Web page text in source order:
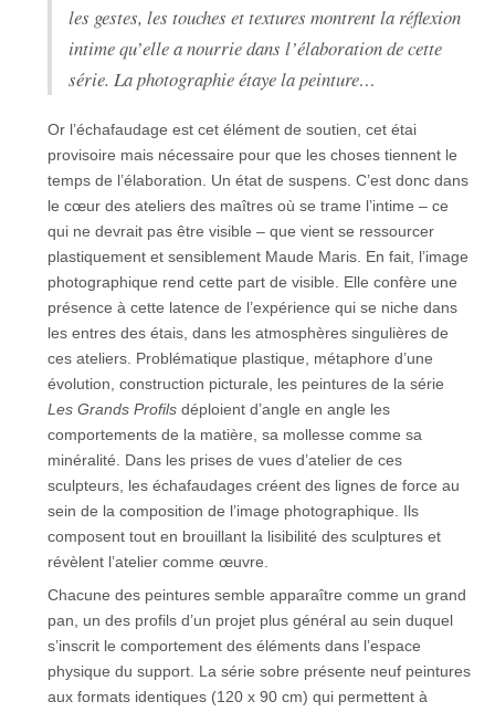
les gestes, les touches et textures montrent la réflexion
intime qu’elle a nourrie dans l’élaboration de cette
série. La photographie étaye la peinture…
Or l’échafaudage est cet élément de soutien, cet étai
provisoire mais nécessaire pour que les choses tiennent le
temps de l’élaboration. Un état de suspens. C’est donc dans
le cœur des ateliers des maîtres où se trame l’intime – ce
qui ne devrait pas être visible – que vient se ressourcer
plastiquement et sensiblement Maude Maris. En fait, l’image
photographique rend cette part de visible. Elle confère une
présence à cette latence de l’expérience qui se niche dans
les entres des étais, dans les atmosphères singulières de
ces ateliers. Problématique plastique, métaphore d’une
évolution, construction picturale, les peintures de la série
Les Grands Profils déploient d’angle en angle les
comportements de la matière, sa mollesse comme sa
minéralité. Dans les prises de vues d’atelier de ces
sculpteurs, les échafaudages créent des lignes de force au
sein de la composition de l’image photographique. Ils
composent tout en brouillant la lisibilité des sculptures et
révèlent l’atelier comme œuvre.
Chacune des peintures semble apparaître comme un grand
pan, un des profils d’un projet plus général au sein duquel
s’inscrit le comportement des éléments dans l’espace
physique du support. La série sobre présente neuf peintures
aux formats identiques (120 x 90 cm) qui permettent à